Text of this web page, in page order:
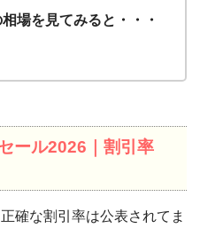
場を見てみると・・・
ール2026｜割引率
確な割引率は公表されてま